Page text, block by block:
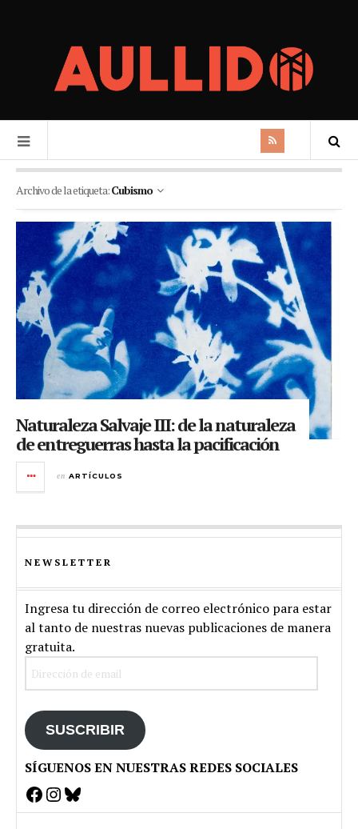
Archivo de la etiqueta:Cubismo
Naturaleza Salvaje III: de la naturaleza
de entreguerras hasta la pacificación
en ARTÍCULOS
NEWSLETTER
Ingresa tu dirección de correo electrónico para estar
al tanto de nuestras nuevas publicaciones de manera
gratuita.
SUSCRIBIR
SÍGUENOS EN NUESTRAS REDES SOCIALES
Facebook
Instagram
Bluesky